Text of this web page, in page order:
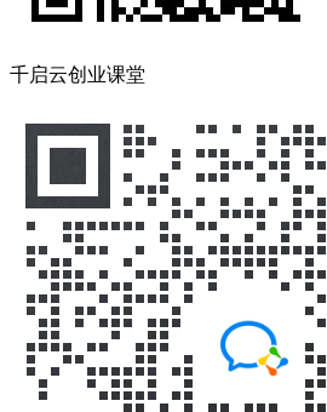
千启云创业课堂